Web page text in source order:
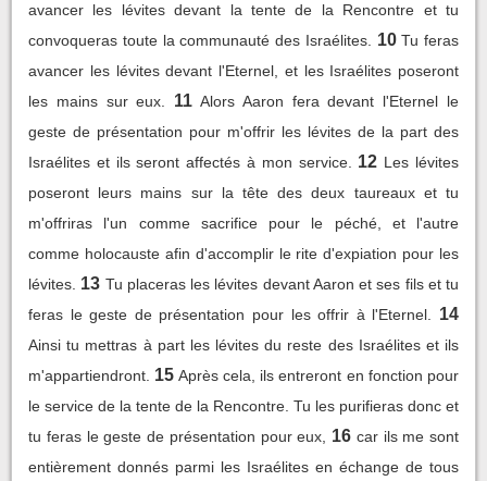
avancer les lévites devant la tente de la Rencontre et tu
convoqueras toute la communauté des Israélites.
10 Tu feras
avancer les lévites devant l'Eternel, et les Israélites poseront
les mains sur eux.
11 Alors Aaron fera devant l'Eternel le
geste de présentation pour m'offrir les lévites de la part des
Israélites et ils seront affectés à mon service.
12 Les lévites
poseront leurs mains sur la tête des deux taureaux et tu
m'offriras l'un comme sacrifice pour le péché, et l'autre
comme holocauste afin d'accomplir le rite d'expiation pour les
lévites. 13 Tu placeras les lévites devant Aaron et ses fils et tu
feras le geste de présentation pour les offrir à l'Eternel.
14
Ainsi tu mettras à part les lévites du reste des Israélites et ils
m'appartiendront. 15 Après cela, ils entreront en fonction pour
le service de la tente de la Rencontre. Tu les purifieras donc et
tu feras le geste de présentation pour eux,
16 car ils me sont
entièrement donnés parmi les Israélites en échange de tous